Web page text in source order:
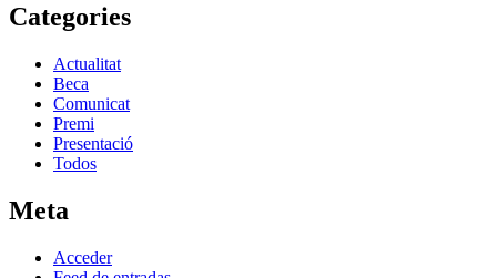
Categories
Actualitat
Beca
Comunicat
Premi
Presentació
Todos
Meta
Acceder